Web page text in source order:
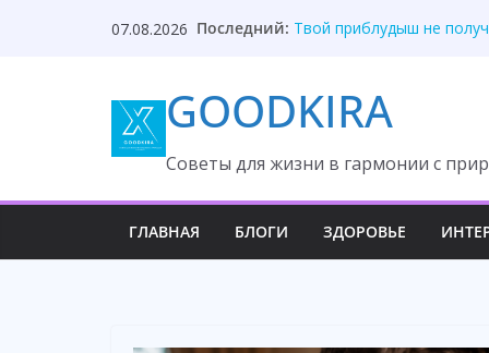
07.08.2026 Последний: После унижения
Твой приблудыш не
Она ждала измену, но
GOODKIRA
Cоветы для жизни в гармонии с
ГЛАВНАЯ БЛОГИ ЗДОРОВЬЕ